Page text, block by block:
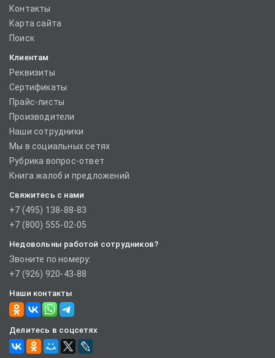
Контакты
Карта сайта
Поиск
Клиентам
Реквизиты
Сертификаты
Прайс-листы
Производители
Наши сотрудники
Мы в социальных сетях
Рубрика вопрос-ответ
Книга жалоб и предложений
Свяжитесь с нами
+7 (495) 138-88-83
+7 (800) 555-02-05
Недовольны работой сотрудников?
Звоните по номеру:
+7 (926) 920-43-88
Наши контакты
Делитесь в соцсетях